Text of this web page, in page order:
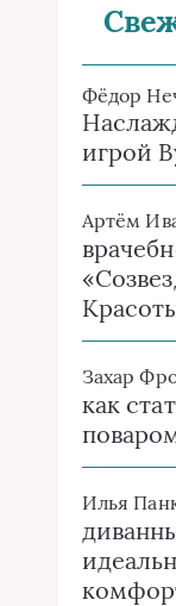
Фёдор
игрой
Артём
Захар
как
Илья